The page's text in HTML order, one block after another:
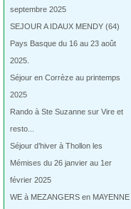
septembre 2025
SEJOUR A IDAUX MENDY (64)
Pays Basque du 16 au 23 août
2025.
Séjour en Corrèze au printemps
2025
Rando à Ste Suzanne sur Vire et
resto...
Séjour d’hiver à Thollon les
Mémises du 26 janvier au 1er
février 2025
WE à MEZANGERS en MAYENNE